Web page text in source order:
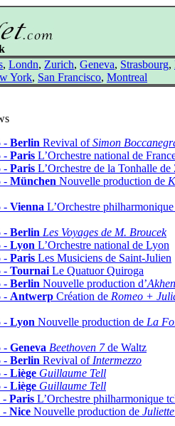
, Londn, Zurich, Geneva, Strasbourg,
York, San Francisco, Montreal
- Berlin Revival ofSimon
- Paris L’Orchestre national de
- Paris L’Orchestre de la Tonhalle
- München Nouvelle production de
- Vienna L’Orchestre
- Berlin Les Voyages de M. Broucek
- Lyon L’Orchestre national de Lyon
- Paris Les Musiciens de Saint-Julien
- Tournai Le Quatuor Quiroga
- Berlin Nouvelle production d’
- Antwerp Création de Romeo +
- Lyon Nouvelle production de La
- Geneva Beethoven 7de Waltz
- Berlin Revival of Intermezzo
- Liège Guillaume Tell
- Liège Guillaume Tell
- Paris L’Orchestre philharmonique
- Nice Nouvelle production de Juliette